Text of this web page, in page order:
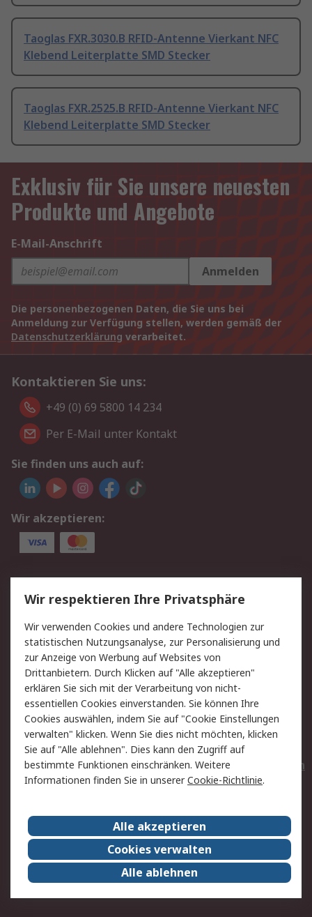
Taoglas FXR.3030.B RFID-Antenne Vierkant NFC
Klebend Leiterplatte SMD Stecker
Taoglas FXR.2525.B RFID-Antenne Vierkant NFC
Klebend Leiterplatte SMD Stecker
Exklusiv für Sie unsere neuesten
Produkte und Angebote
E-Mail-Anschrift
Anmelden
Die personenbezogenen Daten, die Sie uns bei
Anmeldung zur Verfügung stellen, werden gemäß der
Datenschutzerklärung verarbeitet.
Kontaktieren Sie uns:
+49 (0) 69 5800 14 234
Per E-Mail unter Kontakt
Sie finden uns auch auf:
Wir akzeptieren:
Service
Value Added Services
Lieferlösungen
Rücksendungen
Kontakt
Hilfe
Privatkunden
Rechtliches
AGB
Datenschutz
Cookie-Richtlinie
Zahlungsbedingungen
Copyright/Impressum
Entsorgung
Elektrogeräte/Batterien
RS weltweit
Karriere bei RS
Nachhaltigkeit
Qualität/Umwelt/ZertifikatePresse-Center
Event-Center
Wir respektieren Ihre Privatsphäre
Wir verwenden Cookies und andere Technologien zur
statistischen Nutzungsanalyse, zur Personalisierung und
zur Anzeige von Werbung auf Websites von
Drittanbietern. Durch Klicken auf "Alle akzeptieren"
erklären Sie sich mit der Verarbeitung von nicht-
essentiellen Cookies einverstanden. Sie können Ihre
Cookies auswählen, indem Sie auf "Cookie Einstellungen
verwalten" klicken. Wenn Sie dies nicht möchten, klicken
Sie auf "Alle ablehnen". Dies kann den Zugriff auf
bestimmte Funktionen einschränken. Weitere
Informationen finden Sie in unsererCookie-Richtlinie.
Alle akzeptieren
Cookies verwalten
Alle ablehnen